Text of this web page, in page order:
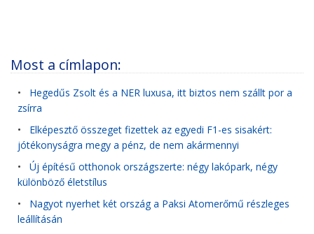
Most a címlapon:
• Hegedűs Zsolt és a NER luxusa, itt biztos nem szállt por a
zsírra
• Elképesztő összeget fizettek az egyedi F1-es sisakért:
jótékonyságra megy a pénz, de nem akármennyi
• Új építésű otthonok országszerte: négy lakópark, négy
különböző életstílus
• Nagyot nyerhet két ország a Paksi Atomerőmű részleges
leállításán